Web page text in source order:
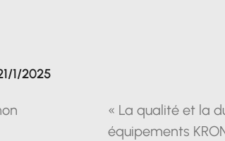
1/2025
« La qualité et la
équipements